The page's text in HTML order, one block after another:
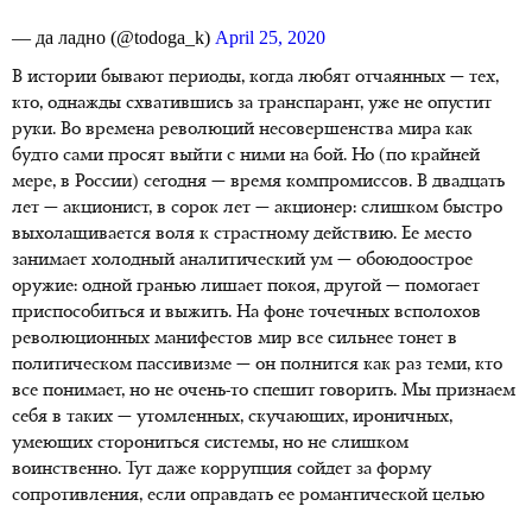
— да ладно (@todoga_k) April 25, 2020
В истории бывают периоды, когда любят отчаянных — тех,
кто, однажды схватившись за транспарант, уже не опустит
руки. Во времена революций несовершенства мира как
будто сами просят выйти с ними на бой. Но (по крайней
мере, в России) сегодня — время компромиссов. В двадцать
лет — акционист, в сорок лет — акционер: слишком быстро
выхолащивается воля к страстному действию. Ее место
занимает холодный аналитический ум — обоюдоострое
оружие: одной гранью лишает покоя, другой — помогает
приспособиться и выжить. На фоне точечных всполохов
революционных манифестов мир все сильнее тонет в
политическом пассивизме — он полнится как раз теми, кто
все понимает, но не очень-то спешит говорить. Мы признаем
себя в таких — утомленных, скучающих, ироничных,
умеющих сторониться системы, но не слишком
воинственно. Тут даже коррупция сойдет за форму
сопротивления, если оправдать ее романтической целью